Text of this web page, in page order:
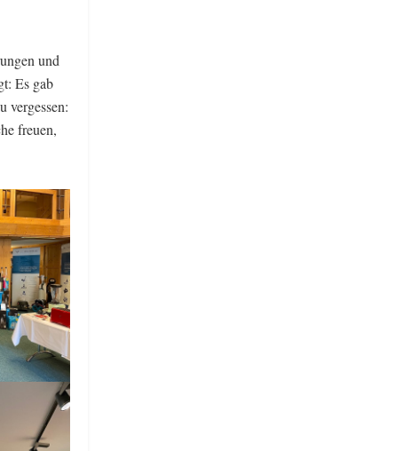
und
Es gab
vergessen:
freuen,